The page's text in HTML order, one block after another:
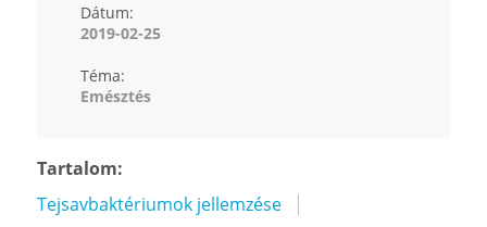
Dátum:
2019-02-25
Téma:
Emésztés
Tartalom:
Tejsavbaktériumok jellemzése